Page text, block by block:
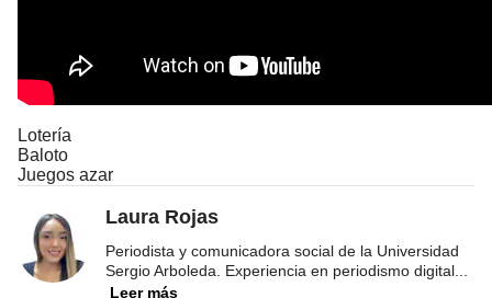
Lotería
Baloto
Juegos azar
Laura Rojas
Periodista y comunicadora social de la Universidad
Sergio Arboleda. Experiencia en periodismo digital
Leer más